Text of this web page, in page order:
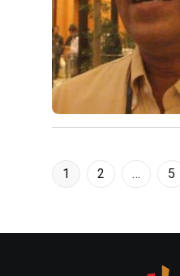
1 2 … 5